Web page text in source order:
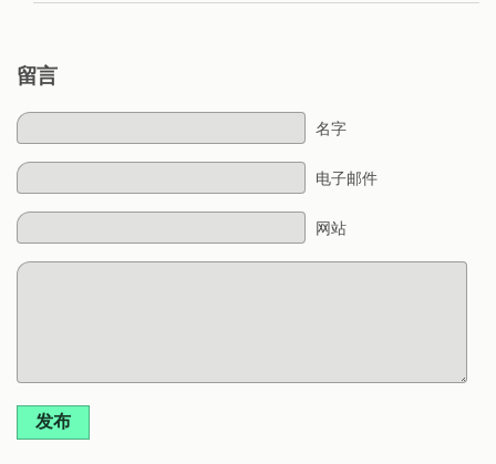
留言
名字
电子邮件
网站
发布